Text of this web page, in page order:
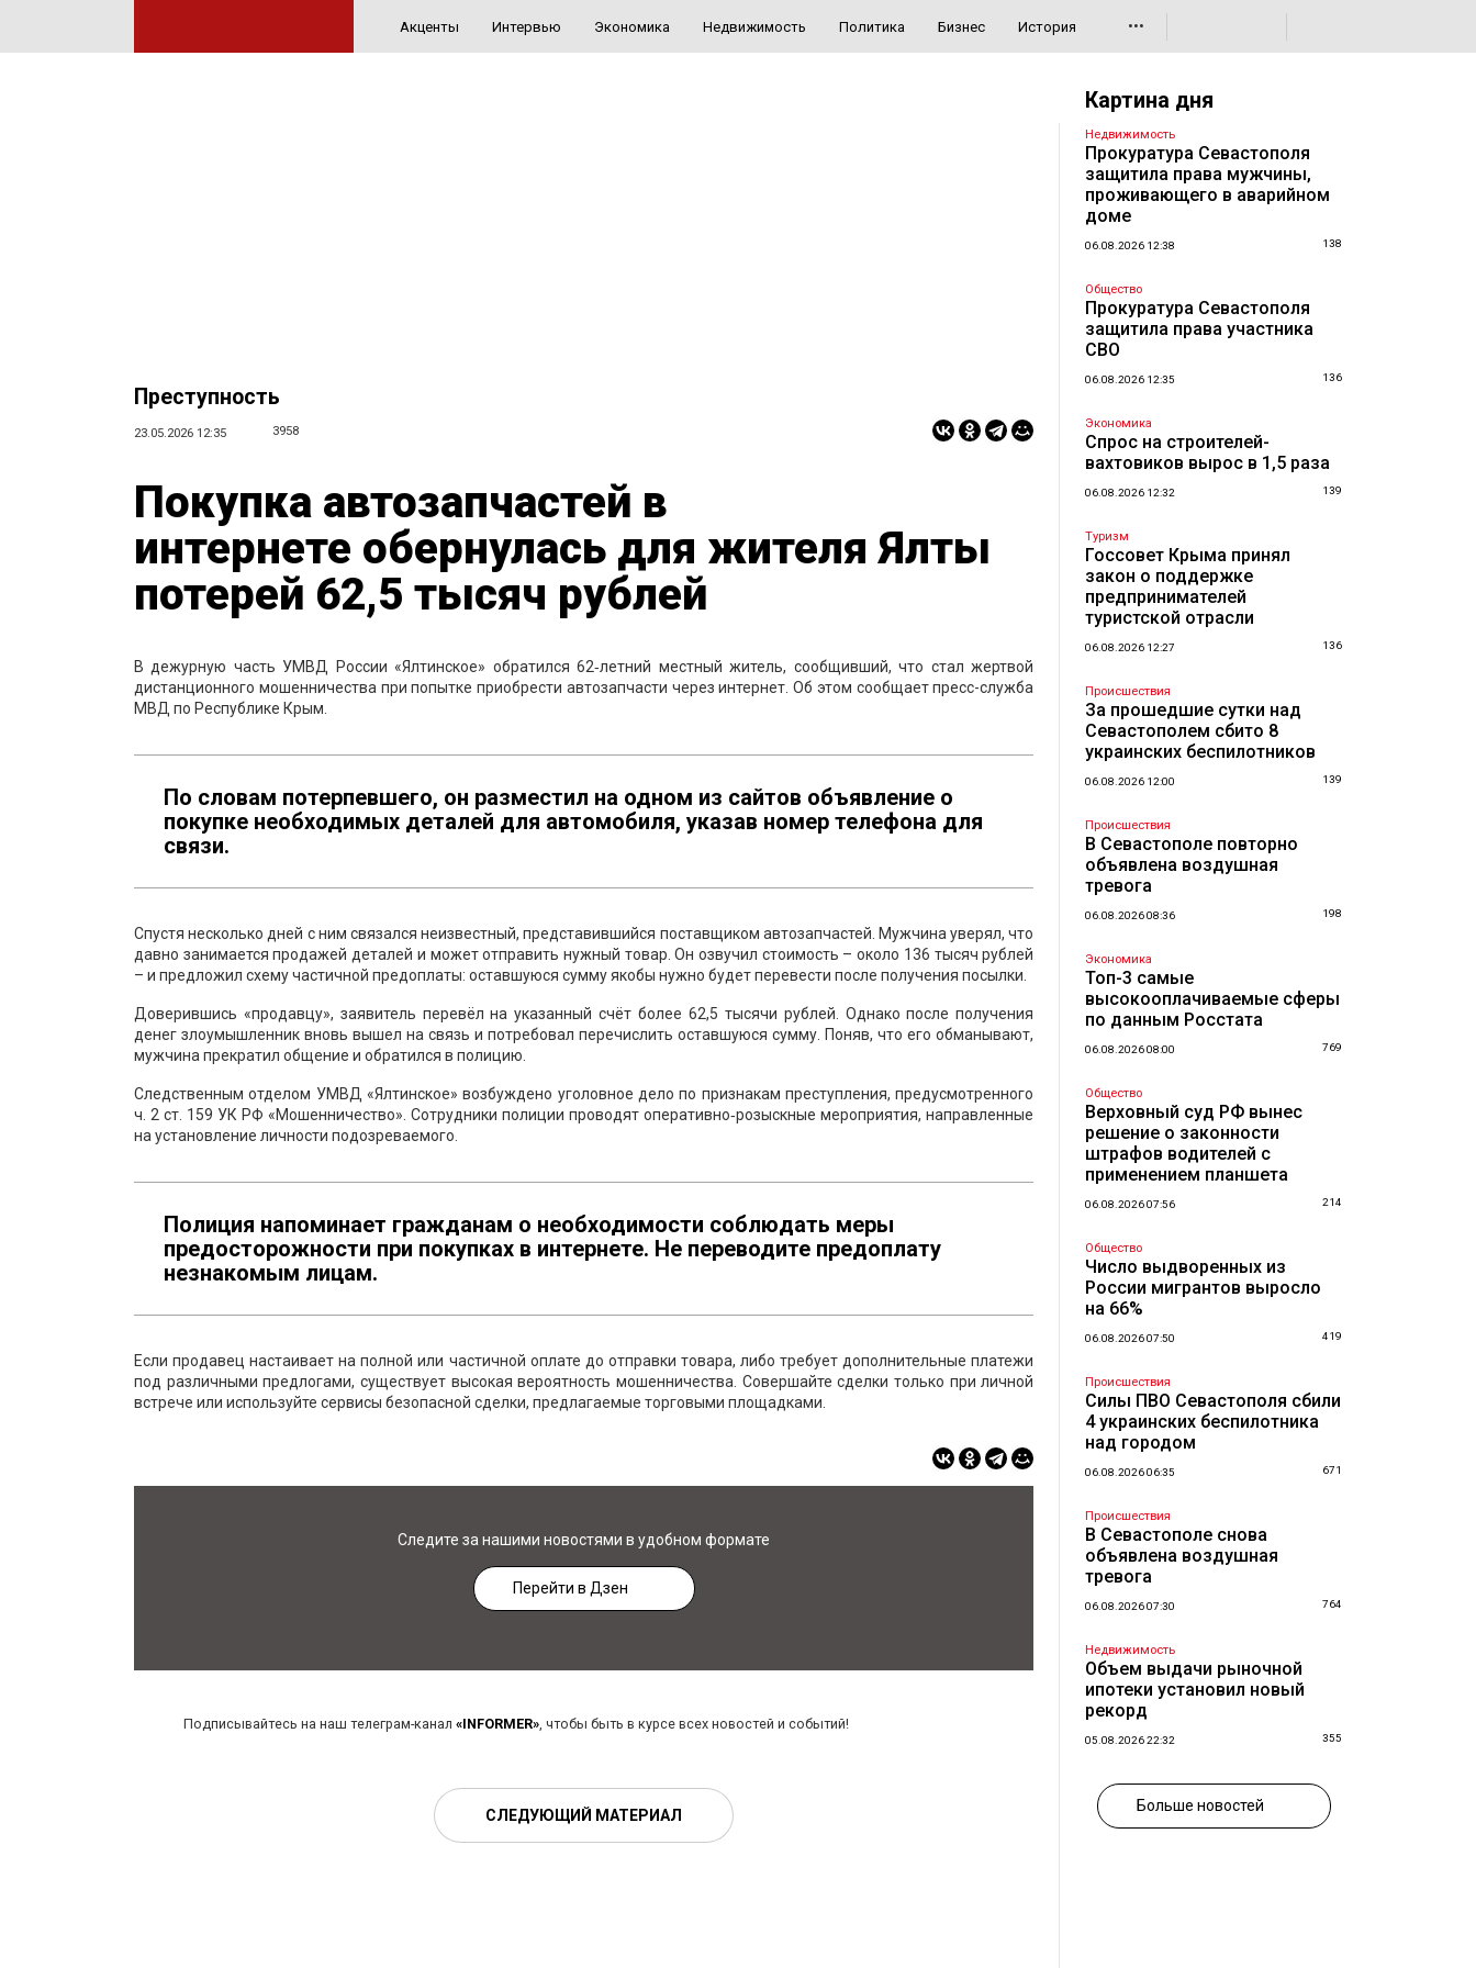
Акценты Интервью Экономика Недвижимость Политика Бизнес История •••
Преступность
23.05.2026 12:35 3958
Покупка автозапчастей в
интернете обернулась для жителя Ялты
потерей 62,5 тысяч рублей
В дежурную часть УМВД России «Ялтинское» обратился 62‑летний местный житель, сообщивший, что стал жертвой
дистанционного мошенничества при попытке приобрести автозапчасти через интернет. Об этом сообщает пресс-служба
МВД по Республике Крым.
По словам потерпевшего, он разместил на одном из сайтов объявление о
покупке необходимых деталей для автомобиля, указав номер телефона для
связи.
Спустя несколько дней с ним связался неизвестный, представившийся поставщиком автозапчастей. Мужчина уверял, что
давно занимается продажей деталей и может отправить нужный товар. Он озвучил стоимость – около 136 тысяч рублей
– и предложил схему частичной предоплаты: оставшуюся сумму якобы нужно будет перевести после получения посылки.
Доверившись «продавцу», заявитель перевёл на указанный счёт более 62,5 тысячи рублей. Однако после получения
денег злоумышленник вновь вышел на связь и потребовал перечислить оставшуюся сумму. Поняв, что его обманывают,
мужчина прекратил общение и обратился в полицию.
Следственным отделом УМВД «Ялтинское» возбуждено уголовное дело по признакам преступления, предусмотренного
ч. 2 ст. 159 УК РФ «Мошенничество». Сотрудники полиции проводят оперативно‑розыскные мероприятия, направленные
на установление личности подозреваемого.
Полиция напоминает гражданам о необходимости соблюдать меры
предосторожности при покупках в интернете. Не переводите предоплату
незнакомым лицам.
Если продавец настаивает на полной или частичной оплате до отправки товара, либо требует дополнительные платежи
под различными предлогами, существует высокая вероятность мошенничества. Совершайте сделки только при личной
встрече или используйте сервисы безопасной сделки, предлагаемые торговыми площадками.
Следите за нашими новостями в удобном формате
Перейти в Дзен
Подписывайтесь на наш телеграм-канал «INFORMER», чтобы быть в курсе всех новостей и событий!
СЛЕДУЮЩИЙ МАТЕРИАЛ
Картина дня
Недвижимость
Прокуратура Севастополя
защитила права мужчины,
проживающего в аварийном
доме
06.08.2026 12:38 138
Общество
Прокуратура Севастополя
защитила права участника
СВО
06.08.2026 12:35 136
Экономика
Спрос на строителей-
вахтовиков вырос в 1,5 раза
06.08.2026 12:32 139
Туризм
Госсовет Крыма принял
закон о поддержке
предпринимателей
туристской отрасли
06.08.2026 12:27 136
Происшествия
За прошедшие сутки над
Севастополем сбито 8
украинских беспилотников
06.08.2026 12:00 139
Происшествия
В Севастополе повторно
объявлена воздушная
тревога
06.08.2026 08:36 198
Экономика
Топ-3 самые
высокооплачиваемые сферы
по данным Росстата
06.08.2026 08:00 769
Общество
Верховный суд РФ вынес
решение о законности
штрафов водителей с
применением планшета
06.08.2026 07:56 214
Общество
Число выдворенных из
России мигрантов выросло
на 66%
06.08.2026 07:50 419
Происшествия
Силы ПВО Севастополя сбили
4 украинских беспилотника
над городом
06.08.2026 06:35 671
Происшествия
В Севастополе снова
объявлена воздушная
тревога
06.08.2026 07:30 764
Недвижимость
Объем выдачи рыночной
ипотеки установил новый
рекорд
05.08.2026 22:32 355
Больше новостей